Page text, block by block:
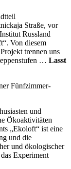
Straße, vor
Russland
Von diesem
trennen uns
… Lasst
Fünfzimmer-
und
Ökoaktivitäten
„Ekoloft“ ist eine
und die
und ökologischer
Experiment